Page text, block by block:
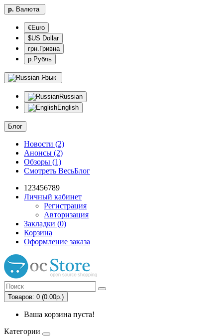
р. Валюта
€Euro
$US Dollar
грн.Гривна
р.Рубль
Язык
Russian
English
Блог
Новости (2)
Анонсы (2)
Обзоры (1)
Смотреть ВесьБлог
123456789
Личный кабинет
Регистрация
Авторизация
Закладки (0)
Корзина
Оформление заказа
Товаров: 0 (0.00р.)
Ваша корзина пуста!
Категории